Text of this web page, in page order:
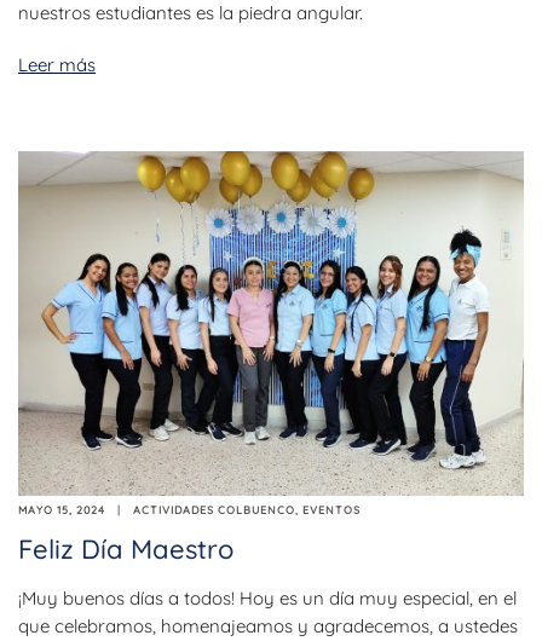
nuestros estudiantes es la piedra angular.
Leer más
MAYO 15, 2024 ACTIVIDADES COLBUENCO EVENTOS
Feliz Día Maestro
¡Muy buenos días a todos! Hoy es un día muy especial, en el
que celebramos, homenajeamos y agradecemos, a ustedes